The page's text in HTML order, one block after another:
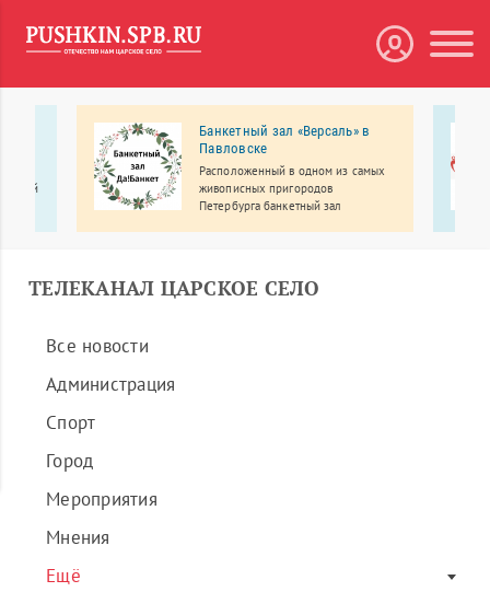
детей
Банкетный зал «Версаль» в
Павловске
Расположенный в одном из самых
живописных пригородов
Петербурга банкетный зал
ТЕЛЕКАНАЛ ЦАРСКОЕ СЕЛО
Все новости
Администрация
Спорт
Город
Мероприятия
Мнения
Ещё